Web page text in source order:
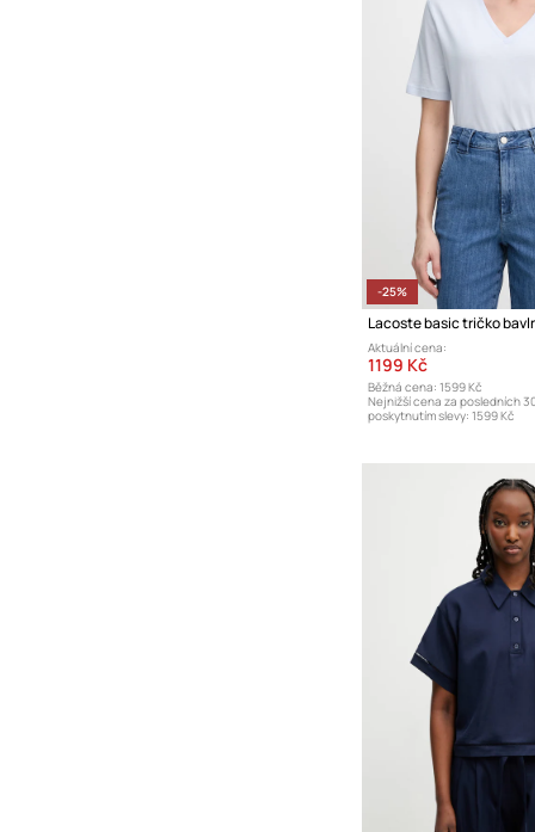
-25%
Lacoste basic tričko
Aktuální cena:
1199 Kč
Běžná cena: 1599 Kč
Nejnižší cena za posledních
poskytnutím slevy: 1599 Kč